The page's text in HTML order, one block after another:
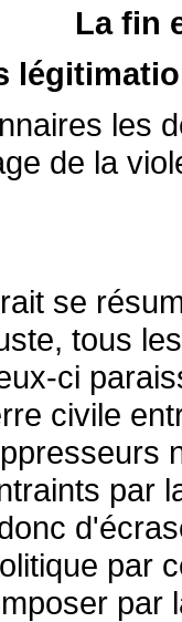
La fin
les
de la
se
tous
ci
civile
par
par
par